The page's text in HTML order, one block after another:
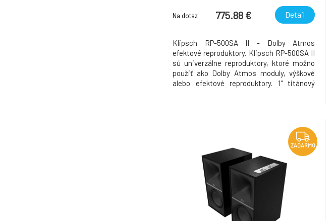
Na dotaz 775.88 € Detail
Klipsch RP-500SA II - Dolby Atmos
efektové reproduktory. Klipsch RP-500SA II
sú univerzálne reproduktory, ktoré možno
použiť ako Dolby Atmos moduly, výškové
alebo efektové reproduktory. 1" titánový
ZADARMO